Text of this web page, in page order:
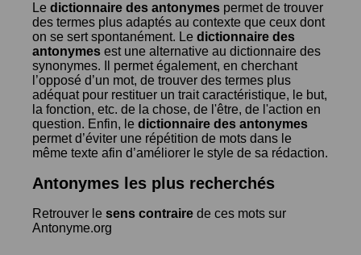
Le dictionnaire des antonymes permet de trouver
des termes plus adaptés au contexte que ceux dont
on se sert spontanément. Le dictionnaire des
antonymes est une alternative au dictionnaire des
synonymes. Il permet également, en cherchant
l’opposé d’un mot, de trouver des termes plus
adéquat pour restituer un trait caractéristique, le but,
la fonction, etc. de la chose, de l'être, de l'action en
question. Enfin, le dictionnaire des antonymes
permet d’éviter une répétition de mots dans le
même texte afin d’améliorer le style de sa rédaction.
Antonymes les plus recherchés
Retrouver le sens contraire de ces mots sur
Antonyme.org